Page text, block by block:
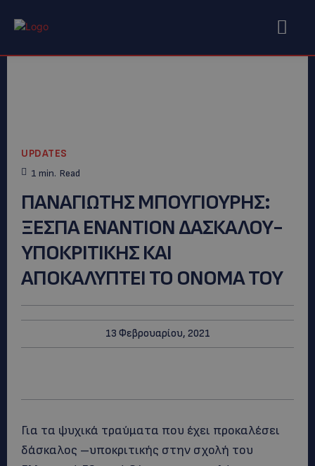
UPDATES
1 min. Read
ΠΑΝΑΓΙΩΤΗΣ ΜΠΟΥΓΙΟΥΡΗΣ:
ΞΕΣΠΑ ΕΝΑΝΤΙΟΝ ΔΑΣΚΑΛΟΥ-
ΥΠΟΚΡΙΤΙΚΗΣ ΚΑΙ
ΑΠΟΚΑΛΥΠΤΕΙ ΤΟ ΟΝΟΜΑ ΤΟΥ
13 Φεβρουαρίου, 2021
Για τα ψυχικά τραύματα που έχει προκαλέσει
δάσκαλος –υποκριτικής στην σχολή του